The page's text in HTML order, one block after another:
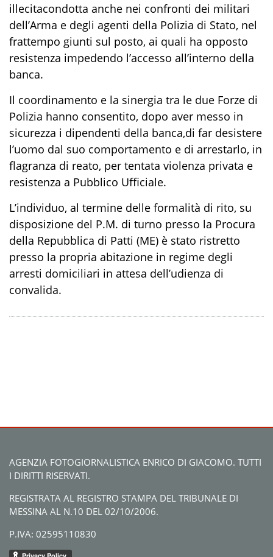
illecitacondotta anche nei confronti dei militari
dell’Arma e degli agenti della Polizia di Stato, nel
frattempo giunti sul posto, ai quali ha opposto
resistenza impedendo l’accesso all’interno della
banca.
Il coordinamento e la sinergia tra le due Forze di
Polizia hanno consentito, dopo aver messo in
sicurezza i dipendenti della banca,di far desistere
l’uomo dal suo comportamento e di arrestarlo, in
flagranza di reato, per tentata violenza privata e
resistenza a Pubblico Ufficiale.
L’individuo, al termine delle formalità di rito, su
disposizione del P.M. di turno presso la Procura
della Repubblica di Patti (ME) è stato ristretto
presso la propria abitazione in regime degli
arresti domiciliari in attesa dell’udienza di
convalida.
AGENZIA FOTOGIORNALISTICA ENRICO DI GIACOMO. TUTTI
I DIRITTI RISERVATI.
REGISTRATA AL REGISTRO STAMPA DEL TRIBUNALE DI
MESSINA AL N.10 DEL 02/10/2006.
P.IVA: 02595110830